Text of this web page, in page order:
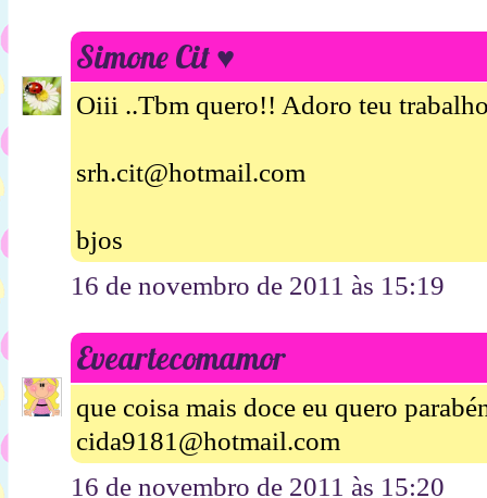
Simone Cit ♥
Oiii ..Tbm quero!! Adoro teu
srh.cit@hotmail.com
bjos
16 de novembro de 2011 às 15:19
Eveartecomamor
que coisa mais doce eu quero
cida9181@hotmail.com
16 de novembro de 2011 às 15:20